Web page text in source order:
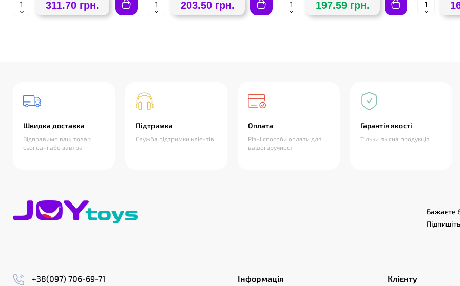
311.70 грн. 203.50 грн. 197.59 грн.
Швидка доставка
Відправимо ваш товар
сьогодні або завтра
Підтримка
Служба підтримки клієнтів
Оплата
Різні способи оплати для
вашої зручності
Гарантія якості
Тільки якісна продукція
Бажаєте
+38(097) 706-69-71 Інформація Клієнту